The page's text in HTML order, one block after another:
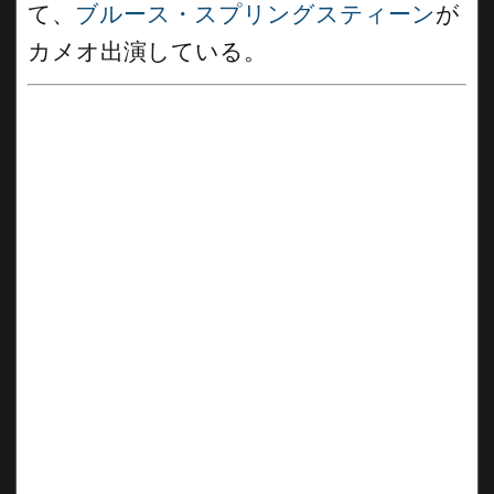
て、 ブルース・スプリングスティーンが
カメオ出演している。